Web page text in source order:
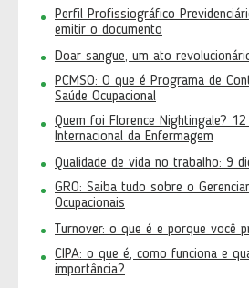
Perfil Profissiográfico
emitir o documento
Doar sangue, um ato
PCMSO: O que é Programa de
Saúde Ocupacional
Quem foi Florence Nightingale?
Internacional da Enfermagem
Qualidade de vida no trabalho: 9
GRO: Saiba tudo sobre o
Ocupacionais
Turnover: o que é e porque você
CIPA: o que é, como funciona e
importância?